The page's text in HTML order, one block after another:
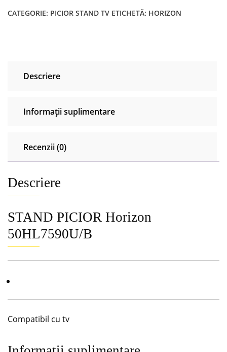
CATEGORIE: PICIOR STAND TV ETICHETĂ: HORIZON
Descriere
Informații suplimentare
Recenzii (0)
Descriere
STAND PICIOR Horizon
50HL7590U/B
Compatibil cu tv